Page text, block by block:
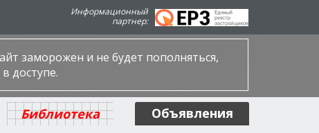
Информационный
партнер:
заморожен и не будет пополняться,
доступе.
Библиотека Объявления